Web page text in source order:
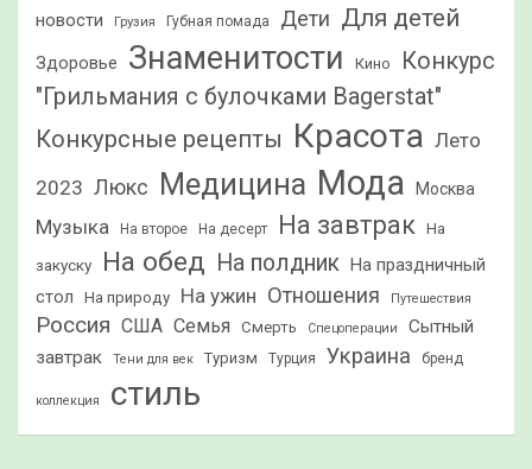
новости
Грузия Губная помада Дети Для детей
Здоровье Знаменитости Кино
Конкурс
"Грильмания с булочками Bagerstat"
Конкурсные рецепты Красота Лето
2023 Люкс Медицина Мода Москва
Музыка На второе На десерт На завтрак На
закуску На обед На полдник На праздничный
стол
На природу На ужин Отношения Путешествия
Россия США Семья Смерть Спецоперации
Сытный
завтрак
Тени для век Туризм Турция Украина бренд
коллекция стиль